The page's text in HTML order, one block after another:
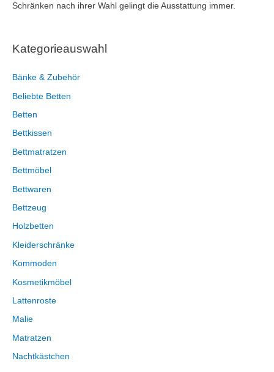
Kategorieauswahl
Bänke & Zubehör
Beliebte Betten
Betten
Bettkissen
Bettmatratzen
Bettmöbel
Bettwaren
Bettzeug
Holzbetten
Kleiderschränke
Kommoden
Kosmetikmöbel
Lattenroste
Malie
Matratzen
Nachtkästchen
Schränken nach ihrer Wahl gelingt die Ausstattung immer.